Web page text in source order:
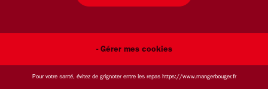
- Gérer mes cookies
Pour votre santé, évitez de grignoter entre les repas https://www.mangerbouger.fr